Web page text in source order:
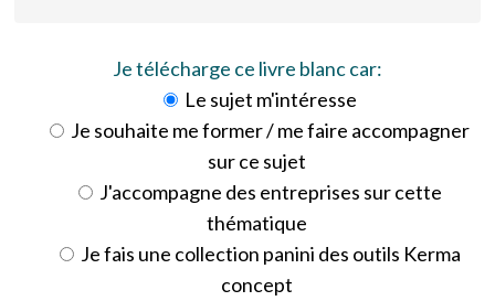
Je télécharge ce livre blanc car:
Le sujet m'intéresse
Je souhaite me former / me faire accompagner
sur ce sujet
J'accompagne des entreprises sur cette
thématique
Je fais une collection panini des outils Kerma
concept